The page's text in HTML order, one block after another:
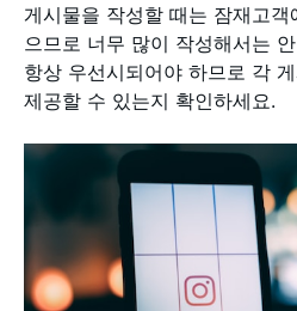
게시물을 작성할 때는 잠재고
으므로 너무 많이 작성해서는
항상 우선시되어야 하므로 각
제공할 수 있는지 확인하세요.